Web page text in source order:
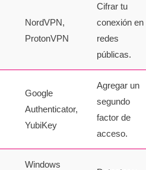
NordVPN,
ProtonVPN
Cifrar tu
conexión en
redes
públicas.
Google
Authenticator,
YubiKey
Agregar un
segundo
factor de
acceso.
Windows